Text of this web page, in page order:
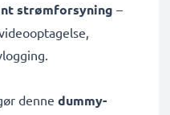
strømforsyning –
denne dummy-